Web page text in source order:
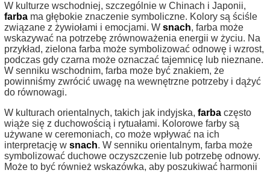
W kulturze wschodniej, szczególnie w Chinach i Japonii,
farba ma głębokie znaczenie symboliczne. Kolory są ściśle
związane z żywiołami i emocjami. W snach, farba może
wskazywać na potrzebę zrównoważenia energii w życiu. Na
przykład, zielona farba może symbolizować odnowę i wzrost,
podczas gdy czarna może oznaczać tajemnicę lub nieznane.
W senniku wschodnim, farba może być znakiem, że
powinniśmy zwrócić uwagę na wewnętrzne potrzeby i dążyć
do równowagi.
W kulturach orientalnych, takich jak indyjska, farba często
wiąże się z duchowością i rytuałami. Kolorowe farby są
używane w ceremoniach, co może wpływać na ich
interpretację w snach. W senniku orientalnym, farba może
symbolizować duchowe oczyszczenie lub potrzebę odnowy.
Może to być również wskazówka, aby poszukiwać harmonii